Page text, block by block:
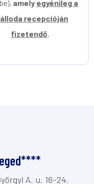
amely egyénileg a
recepcióján
fizetendő.
A. u. 16-24.